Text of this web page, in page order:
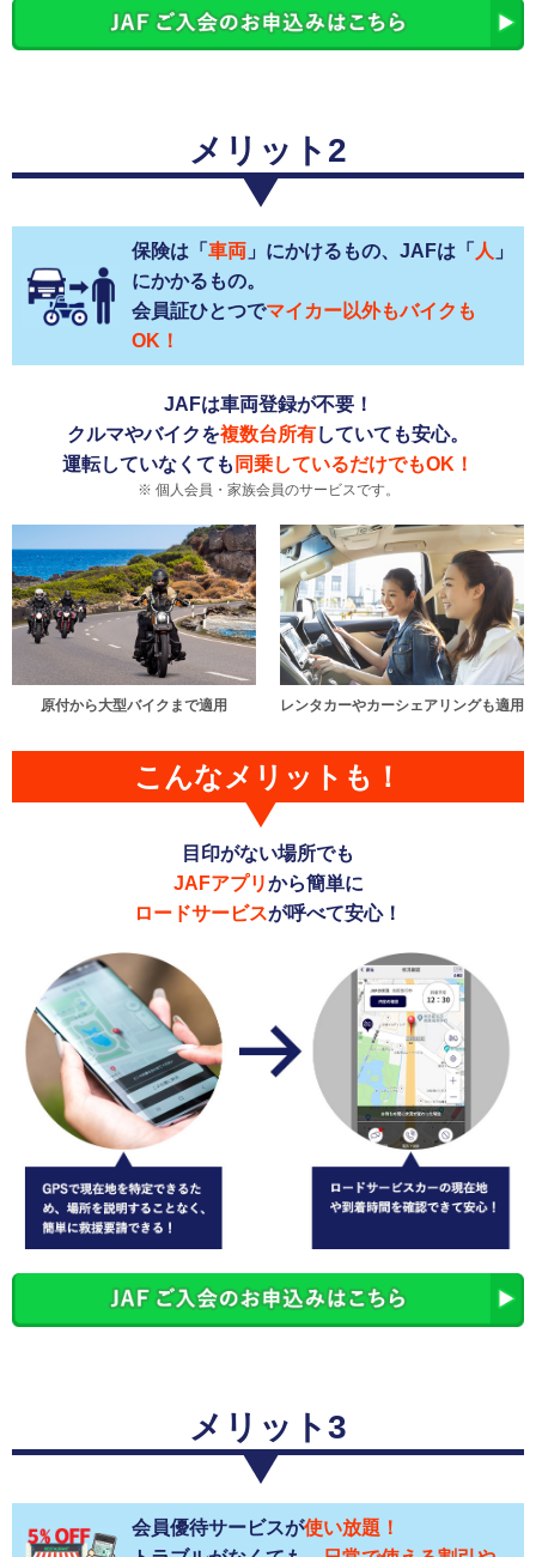
メリット2
保険は「車両 」にかけるもの、JAFは「 人 」
にかかるもの。
会員証ひとつでマイカー以外もバイクも
OK！
JAFは車両登録が不要！
クルマやバイクを複数台所有していても安心。
運転していなくても 同乗しているだけでもOK！
個人会員・家族会員のサービスです。
原付から大型バイクまで適用 レンタカーやカーシェアリングも適用
こんなメリットも！
目印がない場所でも
JAFアプリから簡単に
ロードサービスが呼べて安心！
メリット3
会員優待サービスが使い放題！